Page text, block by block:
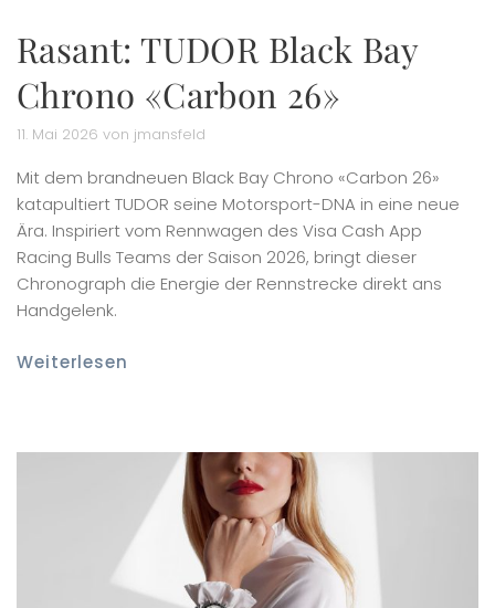
Rasant: TUDOR Black Bay
Chrono «Carbon 26»
11. Mai 2026 von jmansfeld
Mit dem brandneuen Black Bay Chrono «Carbon 26»
katapultiert TUDOR seine Motorsport-DNA in eine neue
Ära. Inspiriert vom Rennwagen des Visa Cash App
Racing Bulls Teams der Saison 2026, bringt dieser
Chronograph die Energie der Rennstrecke direkt ans
Handgelenk.
Weiterlesen